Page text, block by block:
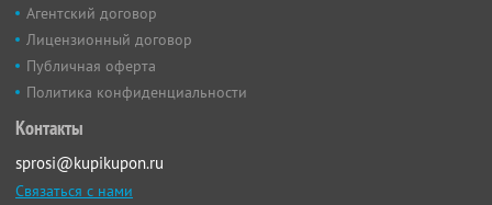
Агентский договор
Лицензионный договор
Публичная оферта
Политика конфиденциальности
Контакты
sprosi@kupikupon.ru
Связаться с нами